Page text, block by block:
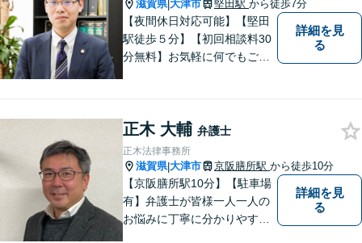
滋賀県|大津市 堅田駅 から徒歩7分
【夜間休日対応可能】【堅田
駅徒歩５分】【初回相談料30
分無料】お気軽に何でもご相
詳細を見
る
正木 大輔 弁護士
正木法律事務所
滋賀県|大津市 京阪膳所駅 から徒歩10分
【京阪膳所駅10分】【駐車場
有】弁護士が皆様一人一人の
お悩みに丁寧に分かりやすく
詳細を見
る